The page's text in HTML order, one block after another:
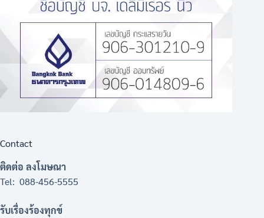
Contact
ติดต่อ ลงโมษณา
Tel: 088-456-5555
รับเรื่องร้องทุกข์